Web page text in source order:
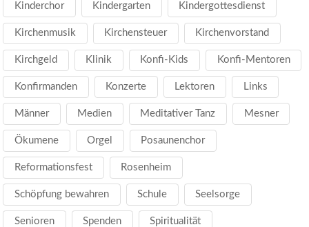
Kinderchor Kindergarten Kindergottesdienst
Kirchenmusik Kirchensteuer Kirchenvorstand
Kirchgeld Klinik Konfi-Kids Konfi-Mentoren
Konfirmanden Konzerte Lektoren Links
Männer Medien Meditativer Tanz Mesner
Ökumene Orgel Posaunenchor
Reformationsfest Rosenheim
Schöpfung bewahren Schule Seelsorge
Senioren Spenden Spiritualität